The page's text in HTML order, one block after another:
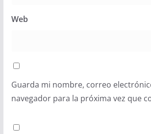
Web
Guarda mi nombre, correo
navegador para la próxima vez que